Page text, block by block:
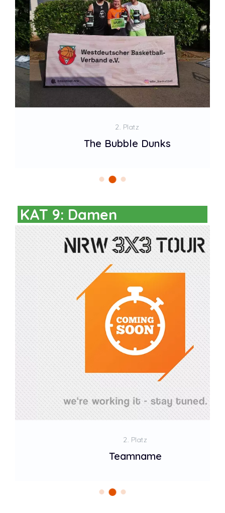
2. Platz
The Bubble Dunks
KAT 9: Damen
2. Platz
Teamname